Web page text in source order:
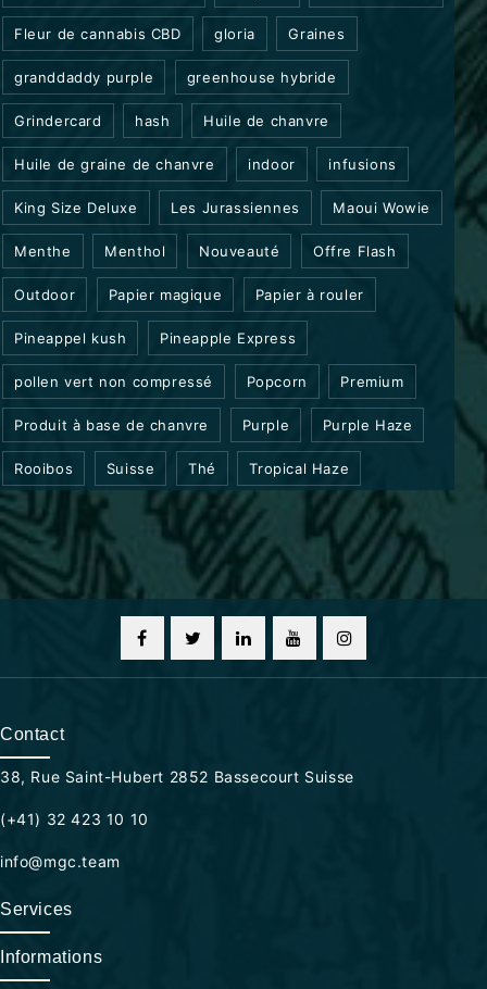
Fleur de cannabis CBD gloria Graines
granddaddy purple greenhouse hybride
Grindercard hash Huile de chanvre
Huile de graine de chanvre indoor infusions
King Size Deluxe Les Jurassiennes Maoui Wowie
Menthe Menthol Nouveauté Offre Flash
Outdoor Papier magique Papier à rouler
Pineappel kush Pineapple Express
pollen vert non compressé Popcorn Premium
Produit à base de chanvre Purple Purple Haze
Rooibos Suisse Thé Tropical Haze
Contact
38, Rue Saint-Hubert 2852 Bassecourt Suisse
(+41) 32 423 10 10
info@mgc.team
Services
Informations